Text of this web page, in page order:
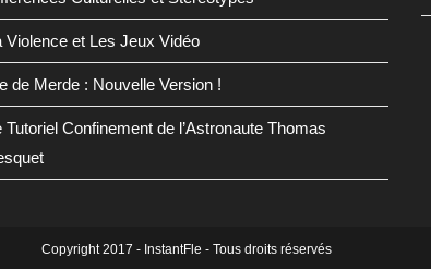
Violence et Les Jeux Vidéo
de Merde : Nouvelle Version !
Tutoriel Confinement de l’Astronaute Thomas
Copyright 2017 - InstantFle - Tous droits réservés